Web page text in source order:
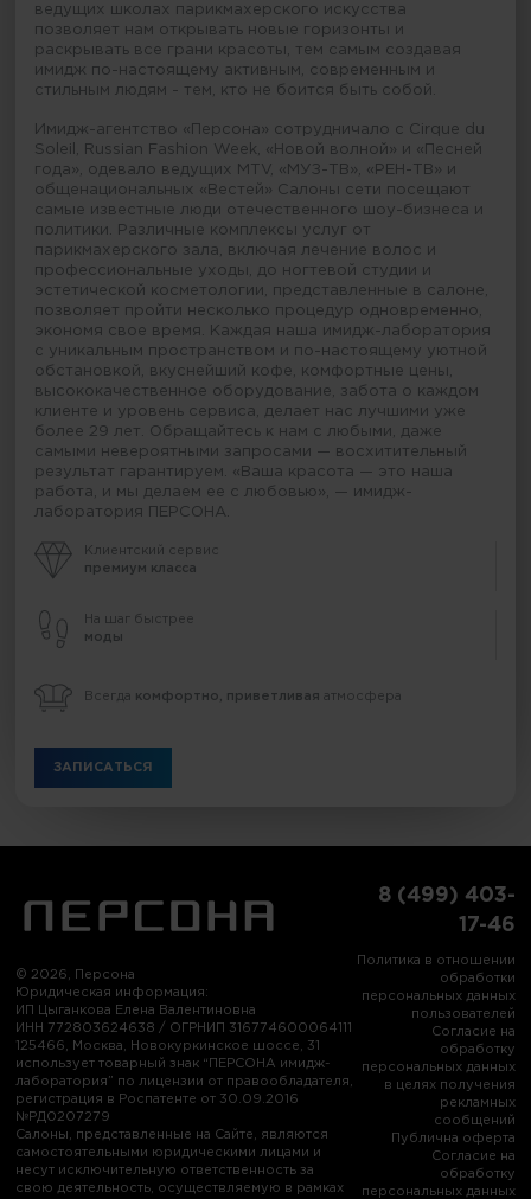
ведущих школах парикмахерского искусства
позволяет нам открывать новые горизонты и
раскрывать все грани красоты, тем самым создавая
имидж по-настоящему активным, современным и
стильным людям - тем, кто не боится быть собой.
Имидж-агентство «Персона» сотрудничало с Cirque du
Soleil, Russian Fashion Week, «Новой волной» и «Песней
года», одевало ведущих MTV, «МУЗ-ТВ», «РЕН-ТВ» и
общенациональных «Вестей» Салоны сети посещают
самые известные люди отечественного шоу-бизнеса и
политики. Различные комплексы услуг от
парикмахерского зала, включая лечение волос и
профессиональные уходы, до ногтевой студии и
эстетической косметологии, представленные в салоне,
позволяет пройти несколько процедур одновременно,
экономя свое время. Каждая наша имидж-лаборатория
с уникальным пространством и по-настоящему уютной
обстановкой, вкуснейший кофе, комфортные цены,
высококачественное оборудование, забота о каждом
клиенте и уровень сервиса, делает нас лучшими уже
более 29 лет. Обращайтесь к нам с любыми, даже
самыми невероятными запросами — восхитительный
результат гарантируем. «Ваша красота — это наша
работа, и мы делаем ее с любовью», — имидж-
лаборатория ПЕРСОНА.
Клиентский сервис
премиум класса
На шаг быстрее
моды
Всегда комфортно, приветливая атмосфера
ЗАПИСАТЬСЯ
© 2026, Персона
Юридическая информация:
ИП Цыганкова Елена Валентиновна
ИНН 772803624638 / ОГРНИП 316774600064111
125466, Москва, Новокуркинское шоссе, 31
использует товарный знак “ПЕРСОНА имидж-
лаборатория” по лицензии от правообладателя,
регистрация в Роспатенте от 30.09.2016
№РД0207279
Салоны, представленные на Сайте, являются
самостоятельными юридическими лицами и
несут исключительную ответственность за
свою деятельность, осуществляемую в рамках
8 (499) 403-
17-46
Политика в отношении
обработки
персональных данных
пользователей
Согласие на
обработку
персональных данных
в целях получения
рекламных
сообщений
Публична оферта
Согласие на
обработку
персональных данных